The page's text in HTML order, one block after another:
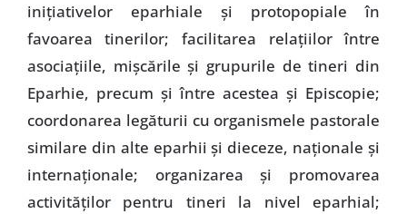
iniţiativelor eparhiale şi protopopiale în
favoarea tinerilor; facilitarea relaţiilor între
asociaţiile, mişcările şi grupurile de tineri din
Eparhie, precum şi între acestea şi Episcopie;
coordonarea legăturii cu organismele pastorale
similare din alte eparhii şi dieceze, naţionale şi
internaţionale; organizarea şi promovarea
activităţilor pentru tineri la nivel eparhial;